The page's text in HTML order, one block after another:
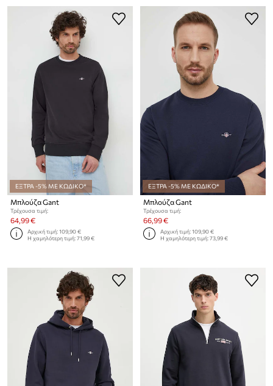
ΕΞΤΡΑ -5% ΜΕ ΚΩΔΙΚΟ*
Μπλούζα Gant
Τρέχουσα τιμή:
64,99 €
Αρχική τιμή:109,90 €
Η χαμηλότερη τιμή:71,99 €
ΕΞΤΡΑ -5% ΜΕ ΚΩΔΙΚΟ*
Μπλούζα Gant
Τρέχουσα τιμή:
66,99 €
Αρχική τιμή:109,90 €
Η χαμηλότερη τιμή:73,99 €